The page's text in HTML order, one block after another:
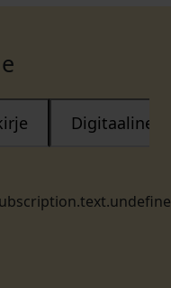
Digitaalinen